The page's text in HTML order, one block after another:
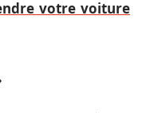
votre voiture